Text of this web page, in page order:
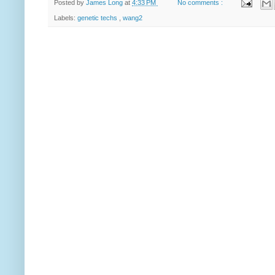
Posted by James Long at 4:33 PM No comments :
Labels: genetic techs wang2